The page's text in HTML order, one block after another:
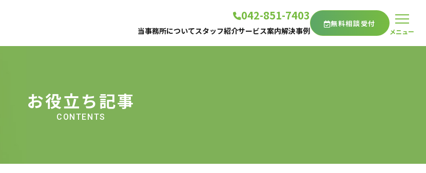
042-851-7403
当事務所についてスタッフ紹介サービス案内解決事例
無料相談受付
メニュー
お役立ち記事
CONTENTS
料相談受付